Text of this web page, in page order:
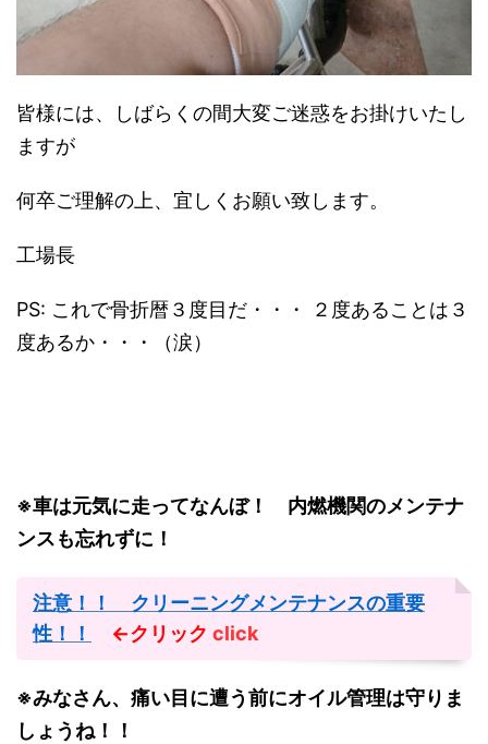
皆様には、しばらくの間大変ご迷惑をお掛けいたし
ますが
何卒ご理解の上、宜しくお願い致します。
工場長
PS: これで骨折暦３度目だ・・・ ２度あることは３
度あるか・・・（涙）
※車は元気に走ってなんぼ！ 内燃機関のメンテナ
ンスも忘れずに！
注意！！ クリーニングメンテナンスの重要
性！！
←クリック click
※みなさん、痛い目に遭う前にオイル管理は守りま
しょうね！！